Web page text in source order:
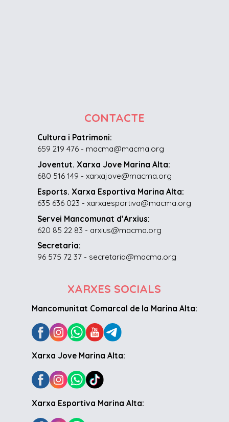
CONTACTE
Cultura i Patrimoni:
659 219 476 - macma@macma.org
Joventut. Xarxa Jove Marina Alta:
680 516 149 - xarxajove@macma.org
Esports. Xarxa Esportiva Marina Alta:
635 636 023 - xarxaesportiva@macma.org
Servei Mancomunat d’Arxius:
620 85 22 83 - arxius@macma.org
Secretaria:
96 575 72 37 - secretaria@macma.org
XARXES SOCIALS
Mancomunitat Comarcal de la Marina Alta:
Xarxa Jove Marina Alta:
Xarxa Esportiva Marina Alta: